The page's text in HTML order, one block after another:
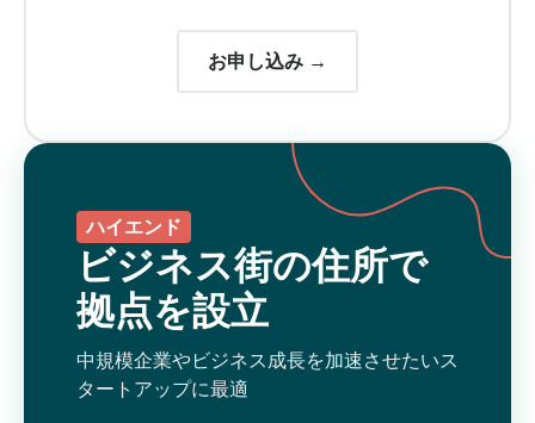
お申し込み →
ハイエンド
ビジネス街の住所で
拠点を設立
中規模企業やビジネス成長を加速させたいス
タートアップに最適